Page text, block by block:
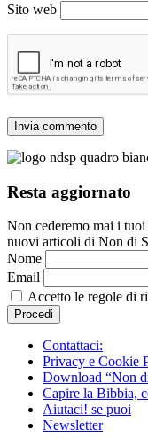
Sito web
Resta aggiornato
Non cederemo mai i
nuovi articoli di Non di
Nome
Email
Accetto le regole di
Contattaci:
Privacy e Cookie
Download “Non
Capire la Bibbia,
Aiutaci! se puoi
Newsletter